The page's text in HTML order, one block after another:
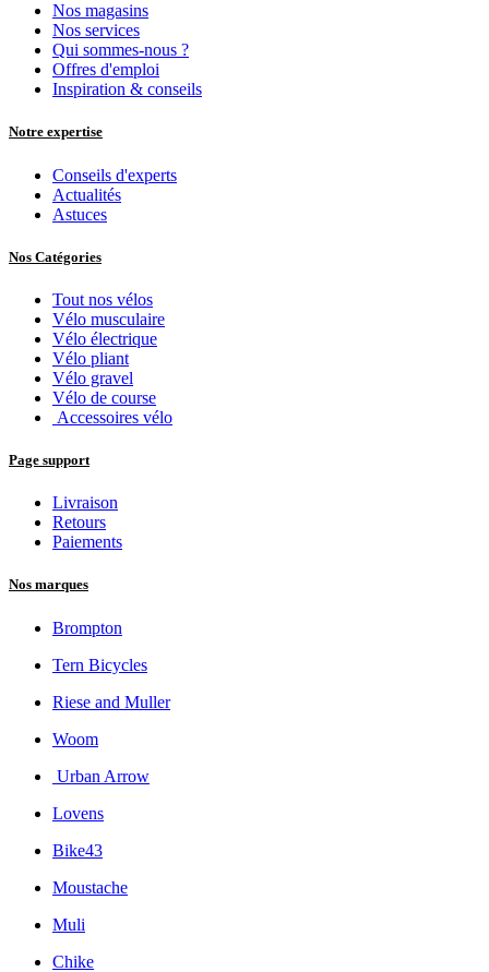
Nos magasins
Nos services
Qui sommes-nous ?
Offres d'emploi
Inspiration & conseils
Notre expertise
Conseils d'experts
Actualités
Astuces
Nos Catégories
Tout nos vélos
Vélo musculaire
Vélo électrique
Vélo pliant
Vélo gravel
Vélo de course
Accessoires vélo
Page support
Livraison
Retours
Paiements
Nos marques
Brompton
Tern Bicycles
Riese and Muller
Woom
Urban Arrow
Lovens
Bike43
Moustache
Muli
Chike